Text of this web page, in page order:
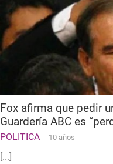
Fox afirma que pedir
Guardería ABC es
POLITICA 10 años
[...]